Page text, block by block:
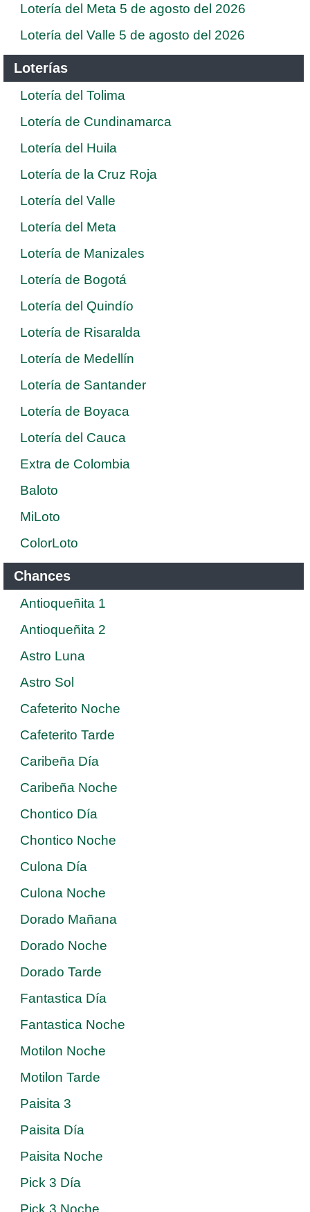
Lotería del Meta 5 de agosto del 2026
Lotería del Valle 5 de agosto del 2026
Loterías
Lotería del Tolima
Lotería de Cundinamarca
Lotería del Huila
Lotería de la Cruz Roja
Lotería del Valle
Lotería del Meta
Lotería de Manizales
Lotería de Bogotá
Lotería del Quindío
Lotería de Risaralda
Lotería de Medellín
Lotería de Santander
Lotería de Boyaca
Lotería del Cauca
Extra de Colombia
Baloto
MiLoto
ColorLoto
Chances
Antioqueñita 1
Antioqueñita 2
Astro Luna
Astro Sol
Cafeterito Noche
Cafeterito Tarde
Caribeña Día
Caribeña Noche
Chontico Día
Chontico Noche
Culona Día
Culona Noche
Dorado Mañana
Dorado Noche
Dorado Tarde
Fantastica Día
Fantastica Noche
Motilon Noche
Motilon Tarde
Paisita 3
Paisita Día
Paisita Noche
Pick 3 Día
Pick 3 Noche